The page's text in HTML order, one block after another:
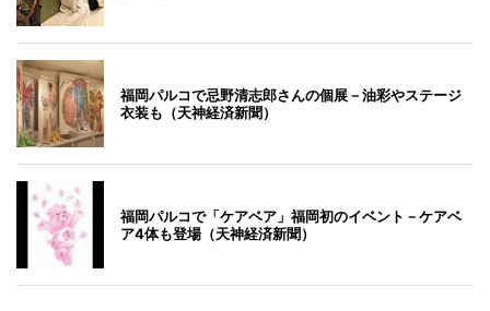
福岡パルコで忌野清志郎さんの個展－油彩やステージ
衣装も（天神経済新聞）
福岡パルコで「ケアベア」福岡初のイベント－ケアベ
ア4体も登場（天神経済新聞）